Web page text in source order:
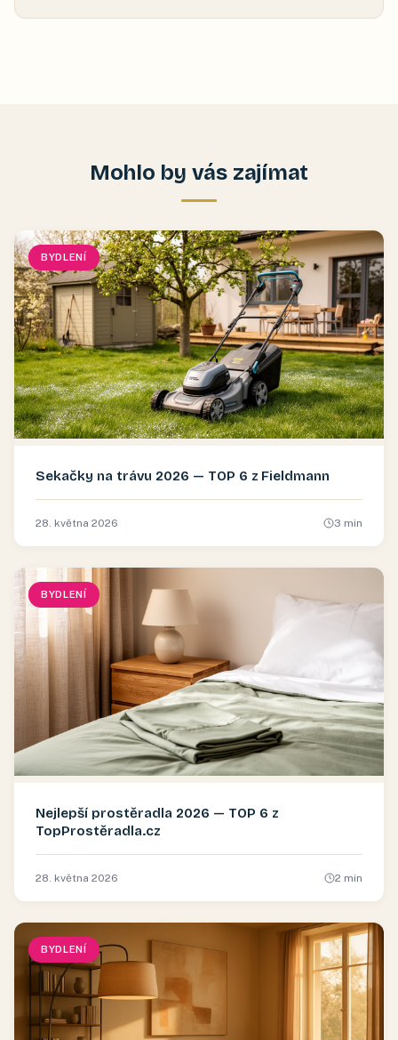
Mohlo by vás zajímat
BYDLENÍ
Sekačky na trávu 2026 — TOP 6 z Fieldmann
28. května 2026 3 min
BYDLENÍ
Nejlepší prostěradla 2026 — TOP 6 z
TopProstěradla.cz
28. května 2026 2 min
BYDLENÍ